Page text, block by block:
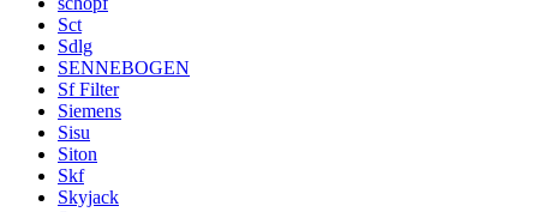
Sct
Sdlg
SENNEBOGEN
Sf Filter
Siemens
Sisu
Siton
Skf
Skyjack